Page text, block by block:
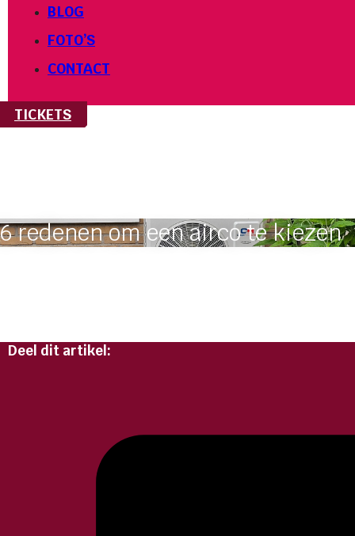
BLOG
FOTO’S
CONTACT
TICKETS
6 redenen om een airco te kiezen
Deel dit artikel: